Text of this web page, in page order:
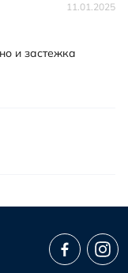
11.01.2025
и застежка